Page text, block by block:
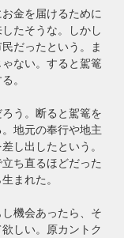
金を届けるために
たそうな。しかし
だったという。ま
ない。すると駕篭
。
う。断ると駕篭を
地元の奉行や地主
し出したという。
ち直るほどだった
まれた。
機会あったら、そ
しい。原カントク